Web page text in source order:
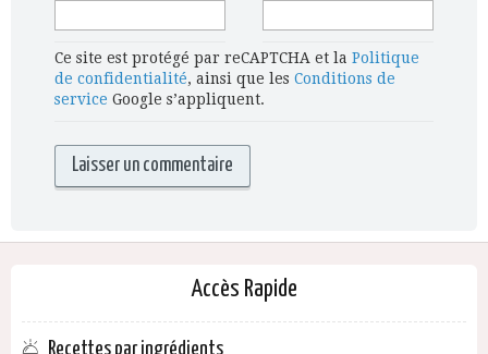
Ce site est protégé par reCAPTCHA et la Politique
de confidentialité, ainsi que les Conditions de
service Google s’appliquent.
Accès Rapide
Recettes par ingrédients